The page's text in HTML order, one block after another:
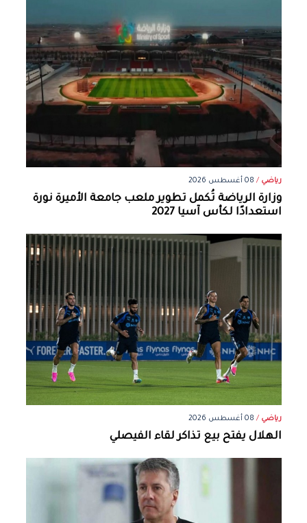
رياضي / 08 أغسطس 2026
وزارة الرياضة تُكمل تطوير ملعب جامعة الأميرة نورة
استعدادًا لكأس آسيا 2027
رياضي / 08 أغسطس 2026
الهلال يفتح بيع تذاكر لقاء الفيصلي